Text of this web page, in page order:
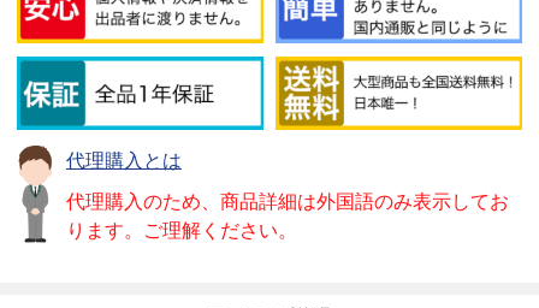
代理購入とは
代理購入のため、商品詳細は外国語のみ表示してお
ります。ご理解ください。